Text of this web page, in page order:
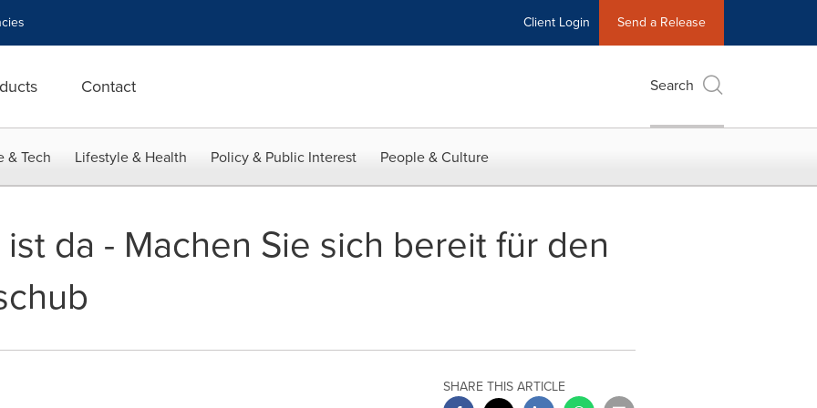
Client Login Send a Release
Contact Search
& Tech Lifestyle & Health Policy & Public Interest People & Culture
ist da - Machen Sie sich bereit für den
SHARE THIS ARTICLE